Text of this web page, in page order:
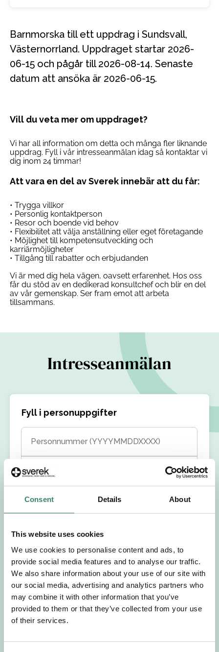
Consent Details About
This website uses cookies
We use cookies to personalise content and ads, to
provide social media features and to analyse our traffic.
We also share information about your use of our site with
our social media, advertising and analytics partners who
may combine it with other information that you’ve
provided to them or that they’ve collected from your use
of their services.
Barnmorska till ett uppdrag i Sundsvall,
Västernorrland. Uppdraget startar 2026-
06-15 och pågår till 2026-08-14. Senaste
datum att ansöka är 2026-06-15.
Vill du veta mer om uppdraget?
Vi har all information om detta och många fler liknande
uppdrag. Fyll i vår intresseanmälan idag så kontaktar vi
dig inom 24 timmar!
Att vara en del av Sverek innebär att du får:
• Trygga villkor
• Personlig kontaktperson
• Resor och boende vid behov
• Flexibilitet att välja anställning eller eget företagande
• Möjlighet till kompetensutveckling och
karriärmöjligheter
• Tillgång till rabatter och erbjudanden
Vi är med dig hela vägen, oavsett erfarenhet. Hos oss
får du stöd av en dedikerad konsultchef och blir en del
av vår gemenskap. Ser fram emot att arbeta
tillsammans.
Intresseanmälan
Fyll i personuppgifter
Personnummer (YYYYMMDDXXXX)
Förnamn
Efternamn
Välj önskat arbetsområde
Välj önskad anställningsform
E-post